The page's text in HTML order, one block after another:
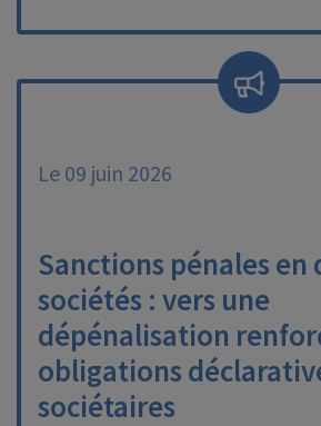
Le 09 juin 2026
Sanctions pénales en
sociétés : vers une
dépénalisation
obligations
sociétaires